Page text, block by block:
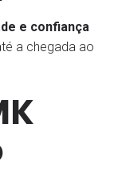
e confiança
a chegada ao